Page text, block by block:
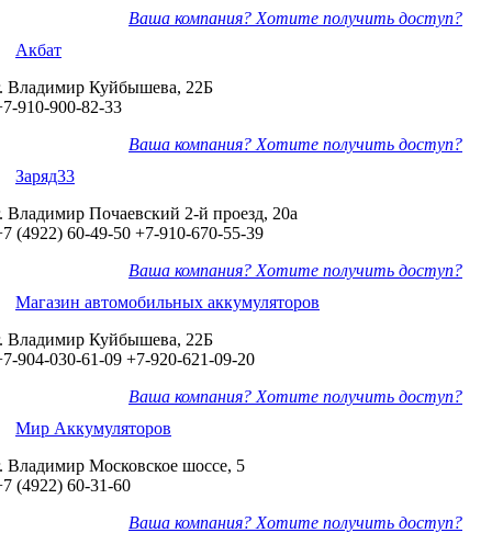
Ваша компания? Хотите получить доступ?
Акбат
Владимир Куйбышева, 22Б
910-900-82-33
Ваша компания? Хотите получить доступ?
Заряд33
Владимир Почаевский 2-й проезд, 20а
(4922) 60-49-50 +7-910-670-55-39
Ваша компания? Хотите получить доступ?
Магазин автомобильных аккумуляторов
Владимир Куйбышева, 22Б
904-030-61-09 +7-920-621-09-20
Ваша компания? Хотите получить доступ?
Мир Аккумуляторов
Владимир Московское шоссе, 5
(4922) 60-31-60
Ваша компания? Хотите получить доступ?